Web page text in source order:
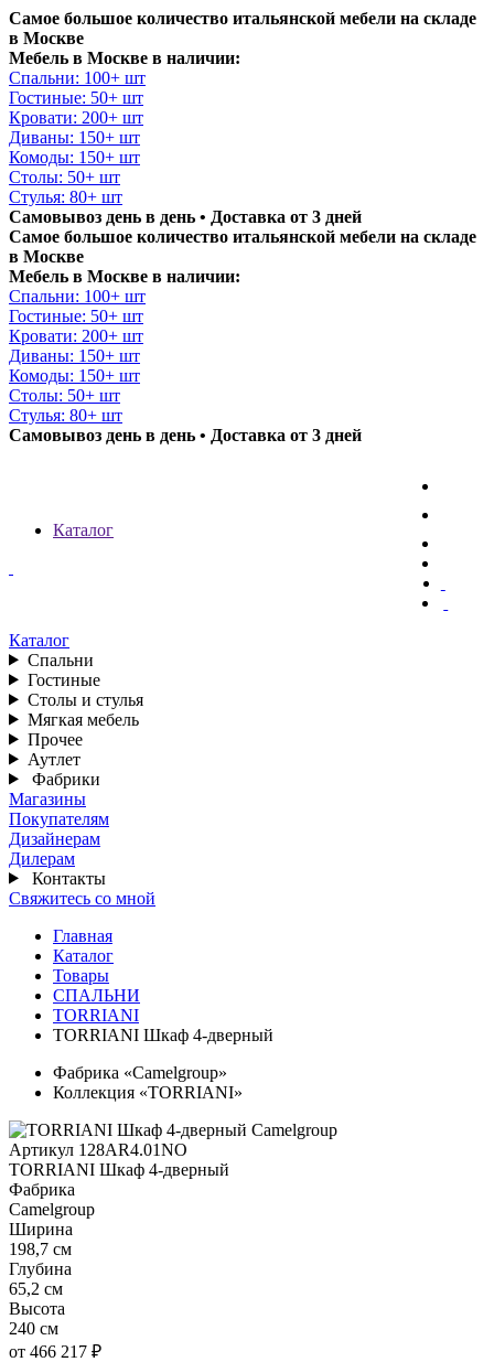
Самое большое количество итальянской мебели на складе
в Москве
Мебель в Москве в наличии:
Спальни: 100+ шт
Гостиные: 50+ шт
Кровати: 200+ шт
Диваны: 150+ шт
Комоды: 150+ шт
Столы: 50+ шт
Стулья: 80+ шт
Самовывоз день в день • Доставка от 3 дней
Самое большое количество итальянской мебели на складе
в Москве
Мебель в Москве в наличии:
Спальни: 100+ шт
Гостиные: 50+ шт
Кровати: 200+ шт
Диваны: 150+ шт
Комоды: 150+ шт
Столы: 50+ шт
Стулья: 80+ шт
Самовывоз день в день • Доставка от 3 дней
Каталог
Каталог
Спальни
Гостиные
Столы и стулья
Мягкая мебель
Прочее
Аутлет
Фабрики
Магазины
Покупателям
Дизайнерам
Дилерам
Контакты
Свяжитесь со мной
Главная
Каталог
Товары
СПАЛЬНИ
TORRIANI
TORRIANI Шкаф 4-дверный
Фабрика «Camelgroup»
Коллекция «TORRIANI»
Артикул 128AR4.01NO
TORRIANI Шкаф 4-дверный
Фабрика
Camelgroup
Ширина
198,7 см
Глубина
65,2 см
Высота
240 см
от 466 217 ₽